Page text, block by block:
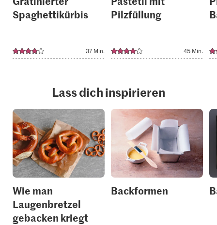
Spaghettikürbis
37 Min.
Pilzfüllung
45 Min.
Lass dich inspirieren
Wie man
Laugenbretzel
gebacken kriegt
Backformen